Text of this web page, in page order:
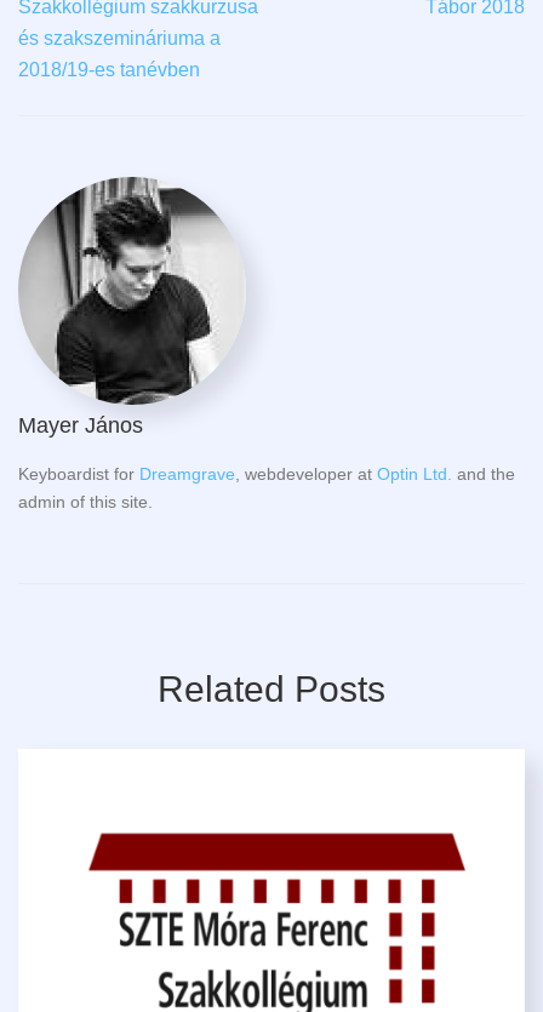
Szakkollégium szakkurzusa
és szakszemináriuma a
2018/19-es tanévben
Tábor 2018
Mayer János
Keyboardist for Dreamgrave, webdeveloper at Optin Ltd. and the
admin of this site.
Related Posts